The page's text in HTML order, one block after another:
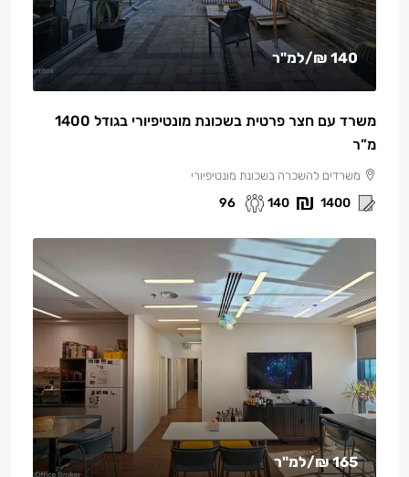
140 ₪ /למ"ר
משרד עם חצר פרטית בשכונת מונטיפיורי בגודל 1400
מ”ר
משרדים להשכרה בשכונת מונטיפיורי
1400
140
96
165 ₪ /למ"ר